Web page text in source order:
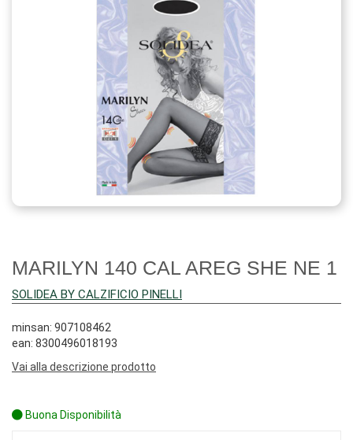
MARILYN 140 CAL AREG SHE NE 1
SOLIDEA BY CALZIFICIO PINELLI
minsan: 907108462
ean: 8300496018193
Vai alla descrizione prodotto
Buona Disponibilità